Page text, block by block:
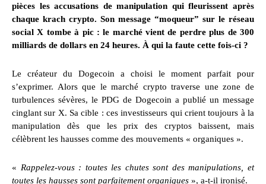
pièces les accusations de manipulation qui fleurissent après
chaque krach crypto. Son message “moqueur” sur le réseau
social X tombe à pic : le marché vient de perdre plus de 300
milliards de dollars en 24 heures. À qui la faute cette fois-ci ?
Le créateur du Dogecoin a choisi le moment parfait pour
s’exprimer. Alors que le marché crypto traverse une zone de
turbulences sévères, le PDG de Dogecoin a publié un message
cinglant sur X. Sa cible : ces investisseurs qui crient toujours à la
manipulation dès que les prix des cryptos baissent, mais
célèbrent les hausses comme des mouvements « organiques ».
« Rappelez-vous : toutes les chutes sont des manipulations, et
toutes les hausses sont parfaitement organiques », a-t-il ironisé.